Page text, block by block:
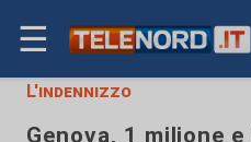
☰
L'indennizzo
Genova, 1 milione